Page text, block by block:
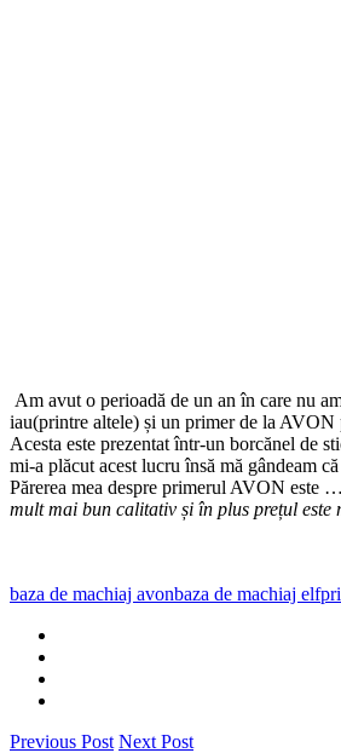
Am avut o perioadă de un an în care nu
iau(printre altele) și un primer de la AVON
Acesta este prezentat într-un borcănel de
mi-a plăcut acest lucru însă mă gândeam
Părerea mea despre primerul AVON este
mult mai bun calitativ și în plus prețul este
baza de machiaj avonbaza de machiaj elf
Previous Post Next Post